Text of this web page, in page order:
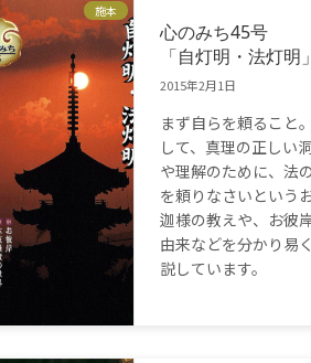
施本
心のみち45号
「自灯明・法灯明」
2015年2月1日
まず自らを頼ること
して、真理の正しい
や理解のために、法
を頼りなさいという
迦様の教えや、お彼
由来などを分かり易
説しています。